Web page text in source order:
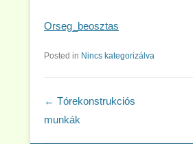
Orseg_beosztas
Posted in Nincs kategorizálva
Post navigation
← Tórekonstrukciós
munkák